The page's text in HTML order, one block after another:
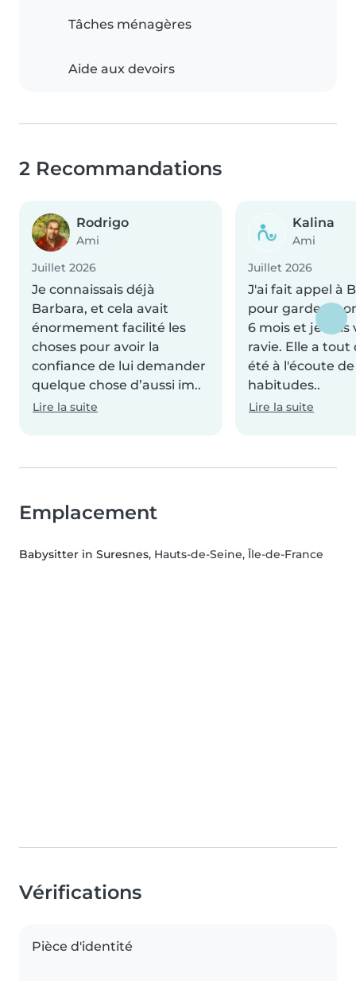
Tâches ménagères
Aide aux devoirs
2 Recommandations
Rodrigo
Ami
Juillet 2026
Je connaissais déjà
Barbara, et cela avait
énormement facilité les
choses pour avoir la
confiance de lui demander
quelque chose d’aussi im..
Lire la suite
Kalina
Ami
Juillet 2026
J'ai fait appel à
pour garder
6 mois et je suis
ravie. Elle a tout
été à l'écoute de
habitudes..
Lire la suite
Emplacement
Babysitter in Suresnes, Hauts-de-Seine, Île-de-France
Vérifications
Pièce d'identité